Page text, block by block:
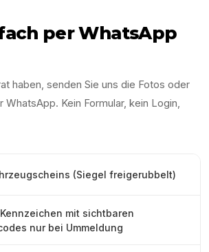
per WhatsApp
haben, senden Sie uns die Fotos oder
WhatsApp. Kein Formular, kein Login,
(Siegel freigerubbelt)
mit sichtbaren
nur bei Ummeldung